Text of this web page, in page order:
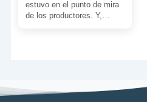
estuvo en el punto de mira
de los productores. Y,